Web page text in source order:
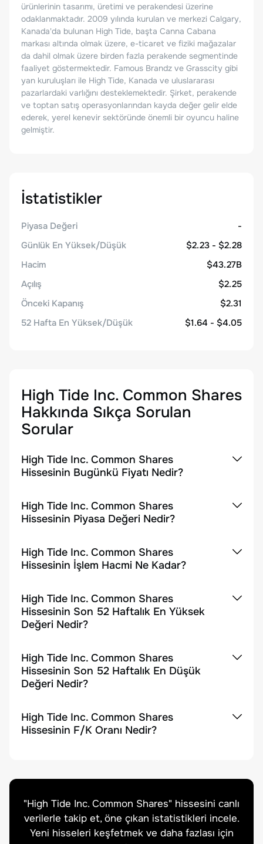
ürünlerinin tasarımı, üretimi ve perakendesi üzerine
odaklanmaktadır. 2009 yılında kurulan ve merkezi Calgary,
Kanada'da bulunan High Tide, başta Canna Cabana
markası altında olmak üzere, e-ticaret ve fiziki mağazalar
da dahil olmak üzere birden fazla perakende segmentinde
faaliyet göstermektedir. Famous Brandz ve Grasscity gibi
yan kuruluşları ile High Tide, Kanada ve uluslararası
pazarlardaki varlığını desteklemektedir. Şirket, perakende
ve toptan satış operasyonlarından kayda değer gelir elde
ederek, yerel kenevir sektöründe önemli bir oyuncu haline
gelmiştir.
İstatistikler
Piyasa Değeri
-
Günlük En Yüksek/Düşük
$2.23 - $2.28
Hacim
$43.27B
Açılış
$2.25
Önceki Kapanış
$2.31
52 Hafta En Yüksek/Düşük
$1.64 - $4.05
High Tide Inc. Common Shares
Hakkında Sıkça Sorulan
Sorular
High Tide Inc. Common Shares
Hissesinin Bugünkü Fiyatı Nedir?
High Tide Inc. Common Shares
Hissesinin Piyasa Değeri Nedir?
High Tide Inc. Common Shares
Hissesinin İşlem Hacmi Ne Kadar?
High Tide Inc. Common Shares
Hissesinin Son 52 Haftalık En Yüksek
Değeri Nedir?
High Tide Inc. Common Shares
Hissesinin Son 52 Haftalık En Düşük
Değeri Nedir?
High Tide Inc. Common Shares
Hissesinin F/K Oranı Nedir?
"High Tide Inc. Common Shares" hissesini canlı
verilerle takip et, öne çıkan istatistikleri incele.
Yeni hisseleri keşfetmek ve daha fazlası için